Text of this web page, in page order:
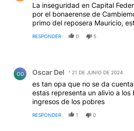
La inseguridad en Capital
por el bonaerense de
primo del reposera Mauricio,
RESPONDER 0 5
OD Oscar Del 21 DE JUNIO DE 2024
es tan opa que no se da
estas representa un alivio a los
ingresos de los pobres
RESPONDER 1 0